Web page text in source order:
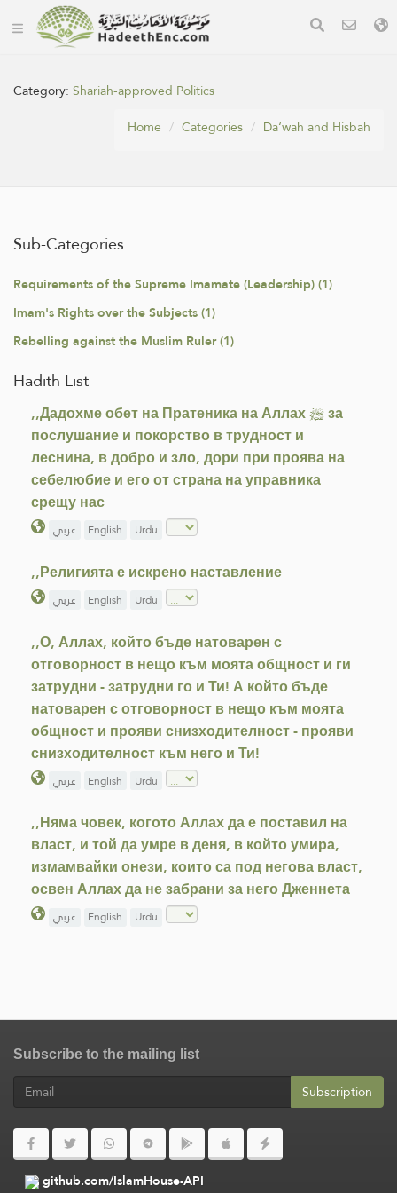
Category:Shariah-approved Politics
Home
Categories Da‘wah and Hisbah
Sub-Categories
Requirements of the Supreme Imamate (Leadership) (1)
Imam's Rights over the Subjects (1)
Rebelling against the Muslim Ruler (1)
Hadith List
,,Дадохме обет на Пратеника на Аллах ﷺ за
послушание и покорство в трудност и
леснина, в добро и зло, дори при проява на
себелюбие и его от страна на управника
срещу нас
عربي English Urdu
,,Религията е искрено наставление
عربي English Urdu
,,О, Аллах, който бъде натоварен с
отговорност в нещо към моята общност и ги
затрудни - затрудни го и Ти! А който бъде
натоварен с отговорност в нещо към моята
общност и прояви снизходителност - прояви
снизходителност към него и Ти!
عربي English Urdu
,,Няма човек, когото Аллах да е поставил на
власт, и той да умре в деня, в който умира,
измамвайки онези, които са под негова власт,
освен Аллах да не забрани за него Дженнета
عربي English Urdu
Subscribe to the mailing list
Subscription
github.com/IslamHouse-API